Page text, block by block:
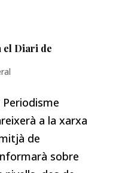
el Diari de
a la xarxa
de
sobre